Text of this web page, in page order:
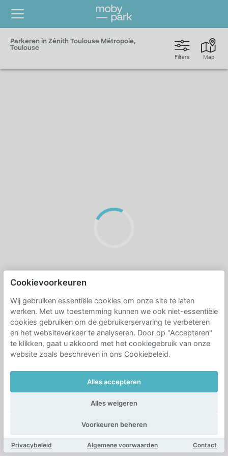
Parkeren in Zénith Toulouse Métropole,
Toulouse
Map
Filters
Cookievoorkeuren
Wij gebruiken essentiële cookies om onze site te laten
werken. Met uw toestemming kunnen we ook niet-essentiële
cookies gebruiken om de gebruikerservaring te verbeteren
en het websiteverkeer te analyseren. Door op "Accepteren"
te klikken, gaat u akkoord met het cookiegebruik van onze
website zoals beschreven in ons Cookiebeleid.
Alles accepteren
Alles weigeren
Voorkeuren beheren
Privacybeleid Algemene voorwaarden Contact